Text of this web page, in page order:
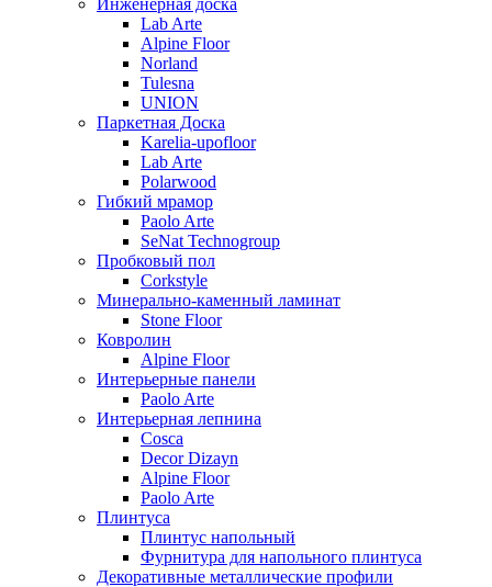
Инженерная доска
Lab Arte
Alpine Floor
Norland
Tulesna
UNION
Паркетная Доска
Karelia-upofloor
Lab Arte
Polarwood
Гибкий мрамор
Paolo Arte
SeNat Technogroup
Пробковый пол
Corkstyle
Минерально-каменный ламинат
Stone Floor
Ковролин
Alpine Floor
Интерьерные панели
Paolo Arte
Интерьерная лепнина
Cosca
Decor Dizayn
Alpine Floor
Paolo Arte
Плинтуса
Плинтус напольный
Фурнитура для напольного плинтуса
Декоративные металлические профили